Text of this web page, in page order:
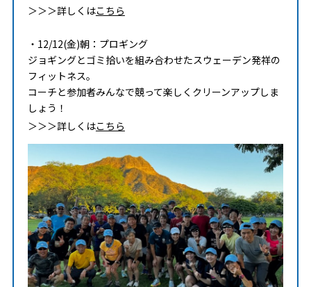
＞＞＞詳しくはこちら
・12/12(金)朝：プロギング
ジョギングとゴミ拾いを組み合わせたスウェーデン発祥の
フィットネス。
コーチと参加者みんなで競って楽しくクリーンアップしま
しょう！
＞＞＞詳しくはこちら